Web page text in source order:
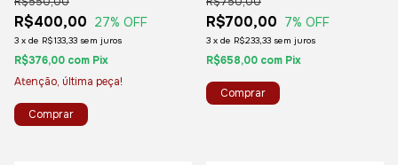
R$400,00 27% OFF
3 x de R$133,33 sem juros
R$376,00 com Pix
Atenção, última peça!
R$700,00 7% OFF
3 x de R$233,33 sem juros
R$658,00 com Pix